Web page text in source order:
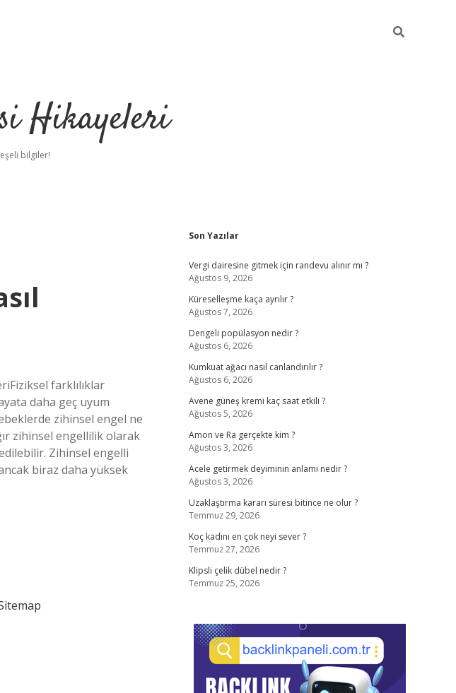
Hikayeleri
bilgiler!
farklılıklar
daha geç uyum
zihinsel engel ne
zihinsel engellilik olarak
Zihinsel engelli
biraz daha yüksek
Sidebar
Son Yazılar
Vergi dairesine gitmek için randevu alınır mı ?
Ağustos 9, 2026
Küreselleşme kaça ayrılır ?
Ağustos 7, 2026
Dengeli popülasyon nedir ?
Ağustos 6, 2026
Kumkuat ağacı nasıl canlandırılır ?
Ağustos 6, 2026
Avene güneş kremi kaç saat etkili ?
Ağustos 5, 2026
Amon ve Ra gerçekte kim ?
Ağustos 3, 2026
Acele getirmek deyiminin anlamı nedir ?
Ağustos 3, 2026
Uzaklaştırma kararı süresi bitince ne olur ?
Temmuz 29, 2026
Koç kadını en çok neyi sever ?
Temmuz 27, 2026
Klipsli çelik dübel nedir ?
Temmuz 25, 2026